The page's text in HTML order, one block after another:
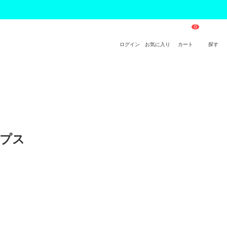
ログイン お気に入り カート 探す
ス